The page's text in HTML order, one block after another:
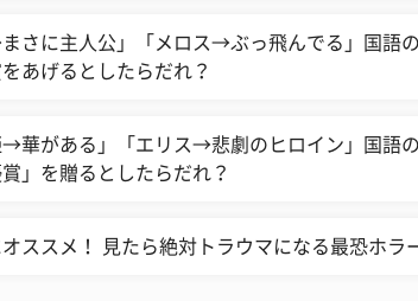
さに主人公」「メロス→ぶっ飛んでる」国語
あげるとしたらだれ？
→華がある」「エリス→悲劇のヒロイン」国語
賞」を贈るとしたらだれ？
ススメ！ 見たら絶対トラウマになる最恐ホラ